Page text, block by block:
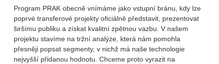
Program PRAK obecně vnímáme jako vstupní bránu, kdy lze
poprvé transferové projekty oficiálně představit, prezentovat
širšímu publiku a získat kvalitní zpětnou vazbu. V našem
projektu stavíme na tržní analýze, která nám pomohla
přesněji popsat segmenty, v nichž má naše technologie
nejvyšší přidanou hodnotu. Chceme proto vyrazit na